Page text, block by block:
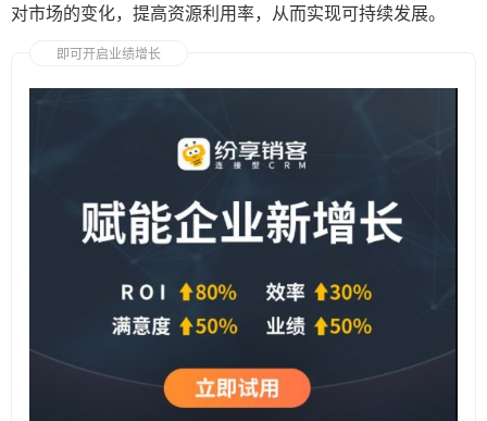
对市场的变化，提高资源利用率，从而实现可持续发展。
即可开启业绩增长